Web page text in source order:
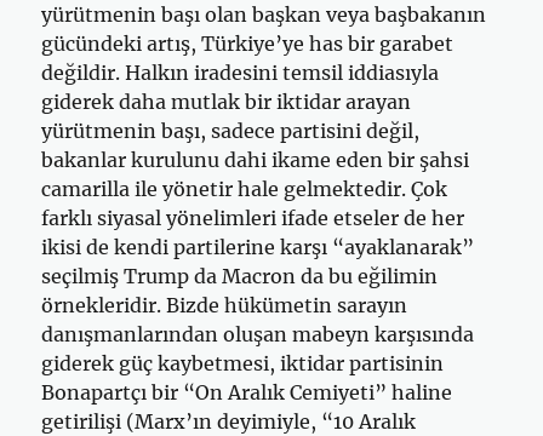
yürütmenin başı olan başkan veya başbakanın
gücündeki artış, Türkiye’ye has bir garabet
değildir. Halkın iradesini temsil iddiasıyla
giderek daha mutlak bir iktidar arayan
yürütmenin başı, sadece partisini değil,
bakanlar kurulunu dahi ikame eden bir şahsi
camarilla ile yönetir hale gelmektedir. Çok
farklı siyasal yönelimleri ifade etseler de her
ikisi de kendi partilerine karşı “ayaklanarak”
seçilmiş Trump da Macron da bu eğilimin
örnekleridir. Bizde hükümetin sarayın
danışmanlarından oluşan mabeyn karşısında
giderek güç kaybetmesi, iktidar partisinin
Bonapartçı bir “On Aralık Cemiyeti” haline
getirilişi (Marx’ın deyimiyle, “10 Aralık